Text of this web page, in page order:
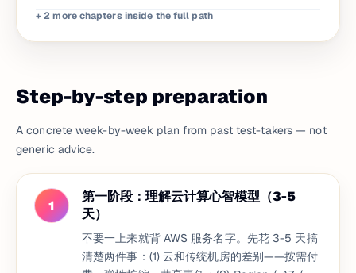
+ 2 more chapters inside the full path
Step-by-step preparation
A concrete week-by-week plan from past test-takers — not
generic advice.
1
第一阶段：理解云计算心智模型（3-5
天）
不要一上来就背 AWS 服务名字。先花 3-5 天搞
清楚两件事：(1) 云和传统机房的差别——按需付